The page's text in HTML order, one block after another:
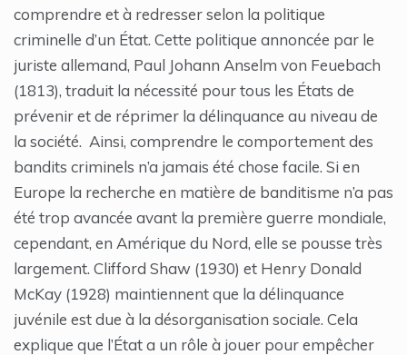
comprendre et à redresser selon la politique
criminelle d’un État. Cette politique annoncée par le
juriste allemand, Paul Johann Anselm von Feuebach
(1813), traduit la nécessité pour tous les États de
prévenir et de réprimer la délinquance au niveau de
la société. Ainsi, comprendre le comportement des
bandits criminels n’a jamais été chose facile. Si en
Europe la recherche en matière de banditisme n’a pas
été trop avancée avant la première guerre mondiale,
cependant, en Amérique du Nord, elle se pousse très
largement. Clifford Shaw (1930) et Henry Donald
McKay (1928) maintiennent que la délinquance
juvénile est due à la désorganisation sociale. Cela
explique que l’État a un rôle à jouer pour empêcher